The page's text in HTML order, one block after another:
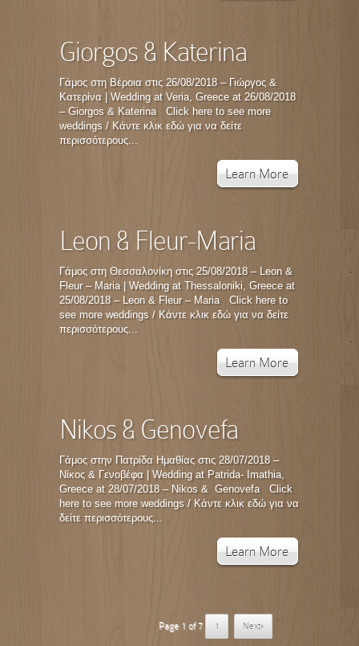
Giorgos & Katerina
Γάμος στη Βέροια στις 26/08/2018 – Γιώργος &
Κατερίνα | Wedding at Veria, Greece at 26/08/2018
– Giorgos & Katerina Click here to see more
weddings / Κάντε κλικ εδώ για να δείτε
περισσότερους...
Learn More
Leon & Fleur-Maria
Γάμος στη Θεσσαλονίκη στις 25/08/2018 – Leon &
Fleur – Maria | Wedding at Thessaloniki, Greece at
25/08/2018 – Leon & Fleur – Maria Click here to
see more weddings / Κάντε κλικ εδώ για να δείτε
περισσότερους...
Learn More
Nikos & Genovefa
Γάμος στην Πατρίδα Ημαθίας στις 28/07/2018 –
Νίκος & Γενοβέφα | Wedding at Patrida- Imathia,
Greece at 28/07/2018 – Nikos & Genovefa Click
here to see more weddings / Κάντε κλικ εδώ για να
δείτε περισσότερους...
Learn More
Page 1 of 7 1 Next»